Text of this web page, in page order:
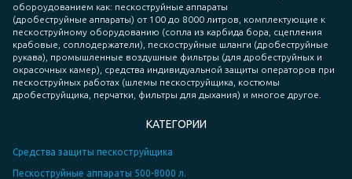
обороудованием как: пескоструйные аппараты
(дробеструйные аппараты) от 100 до 8000 литров, комплектующие к
пескоструйному оборудованию (сопла из карбида бора, сцепления
крабовые, соплодержатели), пескоструйные шланги (дробеструйные
рукава), промышленные воздушные фильтры (для дробеструйных и
окрасочных камер), средства индивидуальной защиты операторов при
пескоструйных работах (шлемы пескоструйщика, костюмы
дробеструйщика, перчатки, фильтры для дыхания) и многое другое.
КАТЕГОРИИ
Средства защиты пескоструйщика
Пескоструйные аппараты 500-8000 л.